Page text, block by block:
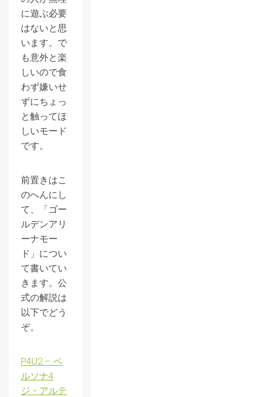
に遊ぶ必要
はないと思
います。で
も意外と楽
しいので食
わず嫌いせ
ずにちょっ
と触ってほ
しいモード
です。
前置きはこ
のへんにし
て、「ゴー
ルデンアリ
ーナモー
ド」につい
て書いてい
きます。公
式の解説は
以下でどう
ぞ。
P4U2 – ペ
ルソナ4
ジ・アルテ